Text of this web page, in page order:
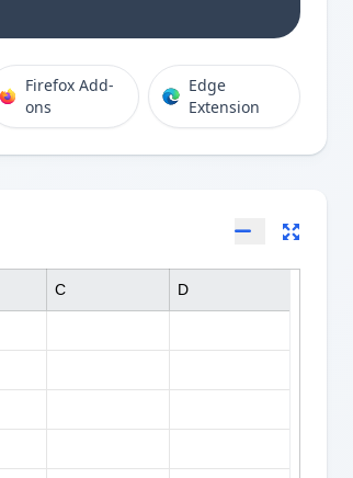
Firefox Add-
ons
Edge
Extension
C D